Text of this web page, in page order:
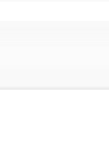
/ RH1021 /